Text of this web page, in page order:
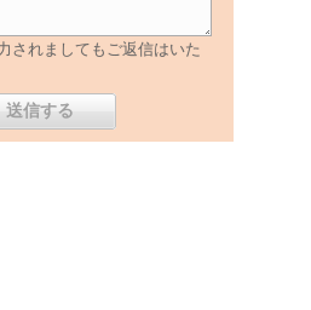
されましてもご返信はいた